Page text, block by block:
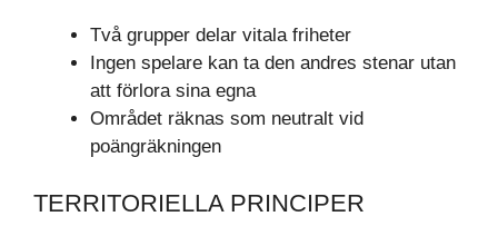
Två grupper delar vitala friheter
Ingen spelare kan ta den andres stenar utan
att förlora sina egna
Området räknas som neutralt vid
poängräkningen
TERRITORIELLA PRINCIPER